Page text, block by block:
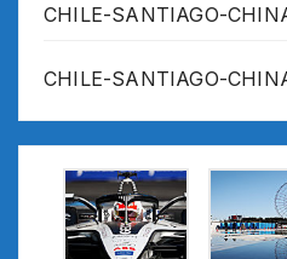
CHILE-SANTIAGO-
CHILE-SANTIAGO-